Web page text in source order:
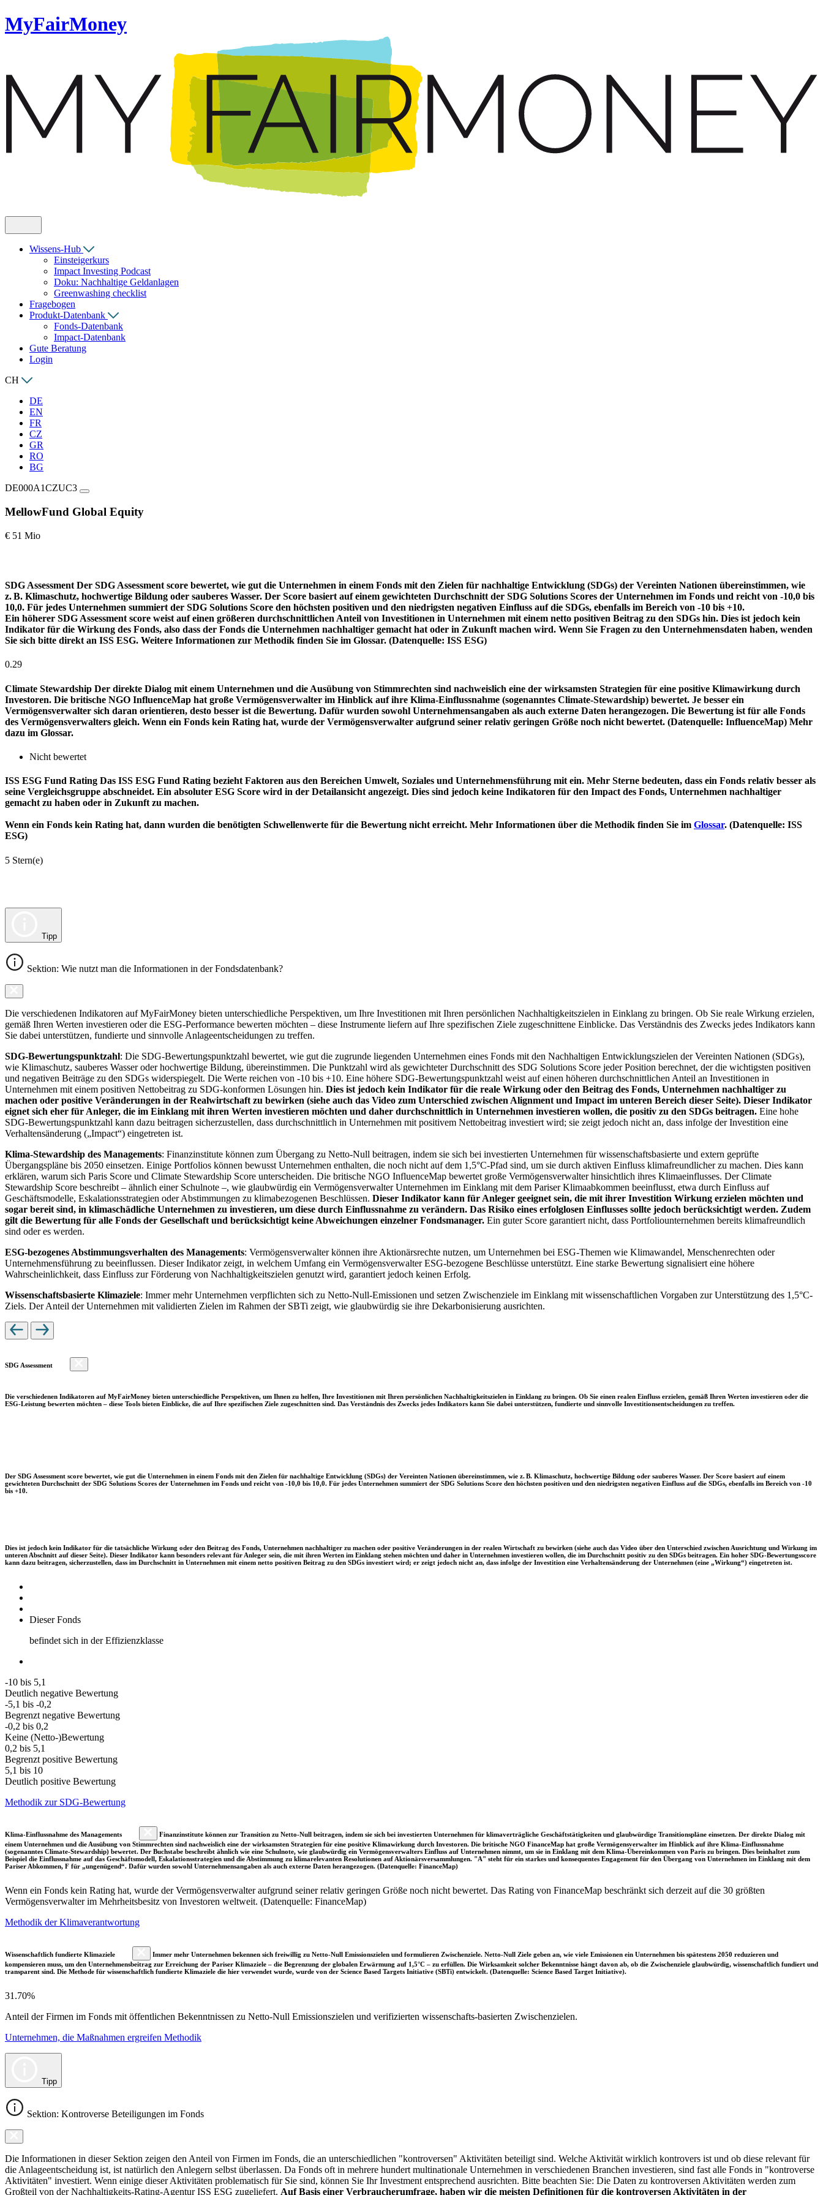
MyFairMoney
Wissens-Hub
Einsteigerkurs
Impact Investing Podcast
Doku: Nachhaltige Geldanlagen
Greenwashing checklist
Fragebogen
Produkt-Datenbank
Fonds-Datenbank
Impact-Datenbank
Gute Beratung
Login
CH
DE
EN
FR
CZ
GR
RO
BG
DE000A1CZUC3
MellowFund Global Equity
€ 51 Mio
SDG Assessment Der SDG Assessment score bewertet, wie gut die Unternehmen in einem Fonds mit den Zielen für nachhaltige Entwicklung (SDGs) der Vereinten Nationen übereinstimmen, wie
z. B. Klimaschutz, hochwertige Bildung oder sauberes Wasser. Der Score basiert auf einem gewichteten Durchschnitt der SDG Solutions Scores der Unternehmen im Fonds und reicht von -10,0 bis
10,0. Für jedes Unternehmen summiert der SDG Solutions Score den höchsten positiven und den niedrigsten negativen Einfluss auf die SDGs, ebenfalls im Bereich von -10 bis +10.
Ein höherer SDG Assessment score weist auf einen größeren durchschnittlichen Anteil von Investitionen in Unternehmen mit einem netto positiven Beitrag zu den SDGs hin. Dies ist jedoch kein
Indikator für die Wirkung des Fonds, also dass der Fonds die Unternehmen nachhaltiger gemacht hat oder in Zukunft machen wird. Wenn Sie Fragen zu den Unternehmensdaten haben, wenden
Sie sich bitte direkt an ISS ESG. Weitere Informationen zur Methodik finden Sie im Glossar. (Datenquelle: ISS ESG)
0.29
Climate Stewardship Der direkte Dialog mit einem Unternehmen und die Ausübung von Stimmrechten sind nachweislich eine der wirksamsten Strategien für eine positive Klimawirkung durch
Investoren. Die britische NGO InfluenceMap hat große Vermögensverwalter im Hinblick auf ihre Klima-Einflussnahme (sogenanntes Climate-Stewardship) bewertet. Je besser ein
Vermögensverwalter sich daran orientieren, desto besser ist die Bewertung. Dafür wurden sowohl Unternehmensangaben als auch externe Daten herangezogen. Die Bewertung ist für alle Fonds
des Vermögensverwalters gleich. Wenn ein Fonds kein Rating hat, wurde der Vermögensverwalter aufgrund seiner relativ geringen Größe noch nicht bewertet. (Datenquelle: InfluenceMap) Mehr
dazu im Glossar.
Nicht bewertet
ISS ESG Fund Rating Das ISS ESG Fund Rating bezieht Faktoren aus den Bereichen Umwelt, Soziales und Unternehmensführung mit ein. Mehr Sterne bedeuten, dass ein Fonds relativ besser als
seine Vergleichsgruppe abschneidet. Ein absoluter ESG Score wird in der Detailansicht angezeigt. Dies sind jedoch keine Indikatoren für den Impact des Fonds, Unternehmen nachhaltiger
gemacht zu haben oder in Zukunft zu machen.
Wenn ein Fonds kein Rating hat, dann wurden die benötigten Schwellenwerte für die Bewertung nicht erreicht. Mehr Informationen über die Methodik finden Sie im Glossar. (Datenquelle: ISS
ESG)
5 Stern(e)
Tipp
Sektion: Wie nutzt man die Informationen in der Fondsdatenbank?
Die verschiedenen Indikatoren auf MyFairMoney bieten unterschiedliche Perspektiven, um Ihre Investitionen mit Ihren persönlichen Nachhaltigkeitszielen in Einklang zu bringen. Ob Sie reale Wirkung erzielen,
gemäß Ihren Werten investieren oder die ESG-Performance bewerten möchten – diese Instrumente liefern auf Ihre spezifischen Ziele zugeschnittene Einblicke. Das Verständnis des Zwecks jedes Indikators kann
Sie dabei unterstützen, fundierte und sinnvolle Anlageentscheidungen zu treffen.
SDG-Bewertungspunktzahl: Die SDG-Bewertungspunktzahl bewertet, wie gut die zugrunde liegenden Unternehmen eines Fonds mit den Nachhaltigen Entwicklungszielen der Vereinten Nationen (SDGs),
wie Klimaschutz, sauberes Wasser oder hochwertige Bildung, übereinstimmen. Die Punktzahl wird als gewichteter Durchschnitt des SDG Solutions Score jeder Position berechnet, der die wichtigsten positiven
und negativen Beiträge zu den SDGs widerspiegelt. Die Werte reichen von -10 bis +10. Eine höhere SDG-Bewertungspunktzahl weist auf einen höheren durchschnittlichen Anteil an Investitionen in
Unternehmen mit einem positiven Nettobeitrag zu SDG-konformen Lösungen hin. Dies ist jedoch kein Indikator für die reale Wirkung oder den Beitrag des Fonds, Unternehmen nachhaltiger zu
machen oder positive Veränderungen in der Realwirtschaft zu bewirken (siehe auch das Video zum Unterschied zwischen Alignment und Impact im unteren Bereich dieser Seite). Dieser Indikator
eignet sich eher für Anleger, die im Einklang mit ihren Werten investieren möchten und daher durchschnittlich in Unternehmen investieren wollen, die positiv zu den SDGs beitragen. Eine hohe
SDG-Bewertungspunktzahl kann dazu beitragen sicherzustellen, dass durchschnittlich in Unternehmen mit positivem Nettobeitrag investiert wird; sie zeigt jedoch nicht an, dass infolge der Investition eine
Verhaltensänderung („Impact“) eingetreten ist.
Klima-Stewardship des Managements: Finanzinstitute können zum Übergang zu Netto-Null beitragen, indem sie sich bei investierten Unternehmen für wissenschaftsbasierte und extern geprüfte
Übergangspläne bis 2050 einsetzen. Einige Portfolios können bewusst Unternehmen enthalten, die noch nicht auf dem 1,5°C-Pfad sind, um sie durch aktiven Einfluss klimafreundlicher zu machen. Dies kann
erklären, warum sich Paris Score und Climate Stewardship Score unterscheiden. Die britische NGO InfluenceMap bewertet große Vermögensverwalter hinsichtlich ihres Klimaeinflusses. Der Climate
Stewardship Score beschreibt – ähnlich einer Schulnote –, wie glaubwürdig ein Vermögensverwalter Unternehmen im Einklang mit dem Pariser Klimaabkommen beeinflusst, etwa durch Einfluss auf
Geschäftsmodelle, Eskalationsstrategien oder Abstimmungen zu klimabezogenen Beschlüssen. Dieser Indikator kann für Anleger geeignet sein, die mit ihrer Investition Wirkung erzielen möchten und
sogar bereit sind, in klimaschädliche Unternehmen zu investieren, um diese durch Einflussnahme zu verändern. Das Risiko eines erfolglosen Einflusses sollte jedoch berücksichtigt werden. Zudem
gilt die Bewertung für alle Fonds der Gesellschaft und berücksichtigt keine Abweichungen einzelner Fondsmanager. Ein guter Score garantiert nicht, dass Portfoliounternehmen bereits klimafreundlich
sind oder es werden.
ESG-bezogenes Abstimmungsverhalten des Managements: Vermögensverwalter können ihre Aktionärsrechte nutzen, um Unternehmen bei ESG-Themen wie Klimawandel, Menschenrechten oder
Unternehmensführung zu beeinflussen. Dieser Indikator zeigt, in welchem Umfang ein Vermögensverwalter ESG-bezogene Beschlüsse unterstützt. Eine starke Bewertung signalisiert eine höhere
Wahrscheinlichkeit, dass Einfluss zur Förderung von Nachhaltigkeitszielen genutzt wird, garantiert jedoch keinen Erfolg.
Wissenschaftsbasierte Klimaziele: Immer mehr Unternehmen verpflichten sich zu Netto-Null-Emissionen und setzen Zwischenziele im Einklang mit wissenschaftlichen Vorgaben zur Unterstützung des 1,5°C-
Ziels. Der Anteil der Unternehmen mit validierten Zielen im Rahmen der SBTi zeigt, wie glaubwürdig sie ihre Dekarbonisierung ausrichten.
SDG Assessment
Die verschiedenen Indikatoren auf MyFairMoney bieten unterschiedliche Perspektiven, um Ihnen zu helfen, Ihre Investitionen mit Ihren persönlichen Nachhaltigkeitszielen in Einklang zu bringen. Ob Sie einen realen Einfluss erzielen, gemäß Ihren Werten investieren oder die
ESG-Leistung bewerten möchten – diese Tools bieten Einblicke, die auf Ihre spezifischen Ziele zugeschnitten sind. Das Verständnis des Zwecks jedes Indikators kann Sie dabei unterstützen, fundierte und sinnvolle Investitionsentscheidungen zu treffen.
Der SDG Assessment score bewertet, wie gut die Unternehmen in einem Fonds mit den Zielen für nachhaltige Entwicklung (SDGs) der Vereinten Nationen übereinstimmen, wie z. B. Klimaschutz, hochwertige Bildung oder sauberes Wasser. Der Score basiert auf einem
gewichteten Durchschnitt der SDG Solutions Scores der Unternehmen im Fonds und reicht von -10,0 bis 10,0. Für jedes Unternehmen summiert der SDG Solutions Score den höchsten positiven und den niedrigsten negativen Einfluss auf die SDGs, ebenfalls im Bereich von -10
bis +10.
Dies ist jedoch kein Indikator für die tatsächliche Wirkung oder den Beitrag des Fonds, Unternehmen nachhaltiger zu machen oder positive Veränderungen in der realen Wirtschaft zu bewirken (siehe auch das Video über den Unterschied zwischen Ausrichtung und Wirkung im
unteren Abschnitt auf dieser Seite). Dieser Indikator kann besonders relevant für Anleger sein, die mit ihren Werten im Einklang stehen möchten und daher in Unternehmen investieren wollen, die im Durchschnitt positiv zu den SDGs beitragen. Ein hoher SDG-Bewertungsscore
kann dazu beitragen, sicherzustellen, dass im Durchschnitt in Unternehmen mit einem netto positiven Beitrag zu den SDGs investiert wird; er zeigt jedoch nicht an, dass infolge der Investition eine Verhaltensänderung der Unternehmen (eine „Wirkung“) eingetreten ist.
Dieser Fonds
befindet sich in der Effizienzklasse
-10 bis 5,1
Deutlich negative Bewertung
-5,1 bis -0,2
Begrenzt negative Bewertung
-0,2 bis 0,2
Keine (Netto-)Bewertung
0,2 bis 5,1
Begrenzt positive Bewertung
5,1 bis 10
Deutlich positive Bewertung
Methodik zur SDG-Bewertung
Klima-Einflussnahme des Managements
Finanzinstitute können zur Transition zu Netto-Null beitragen, indem sie sich bei investierten Unternehmen für klimaverträgliche Geschäftstätigkeiten und glaubwürdige Transitionspläne einsetzen. Der direkte Dialog mit
einem Unternehmen und die Ausübung von Stimmrechten sind nachweislich eine der wirksamsten Strategien für eine positive Klimawirkung durch Investoren. Die britische NGO FinanceMap hat große Vermögensverwalter im Hinblick auf ihre Klima-Einflussnahme
(sogenanntes Climate-Stewardship) bewertet. Der Buchstabe beschreibt ähnlich wie eine Schulnote, wie glaubwürdig ein Vermögensverwalters Einfluss auf Unternehmen nimmt, um sie in Einklang mit dem Klima-Übereinkommen von Paris zu bringen. Dies beinhaltet zum
Beispiel die Einflussnahme auf das Geschäftsmodell, Eskalationsstrategien und die Abstimmung zu klimarelevanten Resolutionen auf Aktionärsversammlungen. "A" steht für ein starkes und konsequentes Engagement für den Übergang von Unternehmen im Einklang mit dem
Pariser Abkommen, F für „ungenügend“. Dafür wurden sowohl Unternehmensangaben als auch externe Daten herangezogen. (Datenquelle: FinanceMap)
Wenn ein Fonds kein Rating hat, wurde der Vermögensverwalter aufgrund seiner relativ geringen Größe noch nicht bewertet. Das Rating von FinanceMap beschränkt sich derzeit auf die 30 größten
Vermögensverwalter im Mehrheitsbesitz von Investoren weltweit. (Datenquelle: FinanceMap)
Methodik der Klimaverantwortung
Wissenschaftlich fundierte Klimaziele
Immer mehr Unternehmen bekennen sich freiwillig zu Netto-Null Emissionszielen und formulieren Zwischenziele. Netto-Null Ziele geben an, wie viele Emissionen ein Unternehmen bis spätestens 2050 reduzieren und
kompensieren muss, um den Unternehmensbeitrag zur Erreichung der Pariser Klimaziele – die Begrenzung der globalen Erwärmung auf 1,5°C – zu erfüllen. Die Wirksamkeit solcher Bekenntnisse hängt davon ab, ob die Zwischenziele glaubwürdig, wissenschaftlich fundiert und
transparent sind. Die Methode für wissenschaftlich fundierte Klimaziele die hier verwendet wurde, wurde von der Science Based Targets Initiative (SBTi) entwickelt. (Datenquelle: Science Based Target Initiative).
31.70%
Anteil der Firmen im Fonds mit öffentlichen Bekenntnissen zu Netto-Null Emissionszielen und verifizierten wissenschafts-basierten Zwischenzielen.
Unternehmen, die Maßnahmen ergreifen Methodik
Tipp
Sektion: Kontroverse Beteiligungen im Fonds
Die Informationen in dieser Sektion zeigen den Anteil von Firmen im Fonds, die an unterschiedlichen "kontroversen" Aktivitäten beteiligt sind. Welche Aktivität wirklich kontrovers ist und ob diese relevant für
die Anlageentscheidung ist, ist natürlich den Anlegern selbst überlassen. Da Fonds oft in mehrere hundert multinationale Unternehmen in verschiedenen Branchen investieren, sind fast alle Fonds in "kontroverse
Aktivitäten" investiert. Wenn einige dieser Aktivitäten problematisch für Sie sind, können Sie Ihr Investment entsprechend ausrichten. Bitte beachten Sie: Die Daten zu kontroversen Aktivitäten werden zum
Großteil von der Nachhaltigkeits-Rating-Agentur ISS ESG zugeliefert. Auf Basis einer Verbraucherumfrage, haben wir die meisten Definitionen für die kontroversen Aktivitäten in der